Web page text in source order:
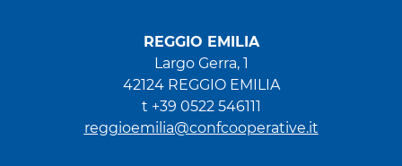
REGGIO EMILIA
Largo Gerra, 1
42124 REGGIO EMILIA
t +39 0522 546111
reggioemilia@confcooperative.it